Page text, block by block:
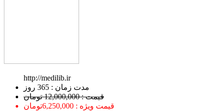
http://medilib.ir
ﻣﺪﺕ ﺯﻣﺎﻥ : 365 ﺭﻭﺯ
قیمت : 12,000,000 تومان
قیمت ویژه : 6,250,000تومان